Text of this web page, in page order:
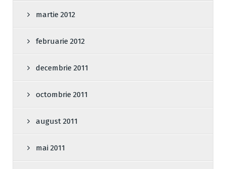
martie 2012
februarie 2012
decembrie 2011
octombrie 2011
august 2011
mai 2011